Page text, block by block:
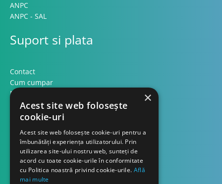
ANPC
ANPC - SAL
Suport si plata
Contact
Cum cumpar
Modalitati plata
Formular retur
Contact
Despre noi
Blog
×
Acest site web folosește
cookie-uri
Acest site web folosește cookie-uri pentru a
îmbunătăți experiența utilizatorului. Prin
utilizarea site-ului nostru web, sunteți de
acord cu toate cookie-urile în conformitate
cu Politica noastră privind cookie-urile. Află
mai multe